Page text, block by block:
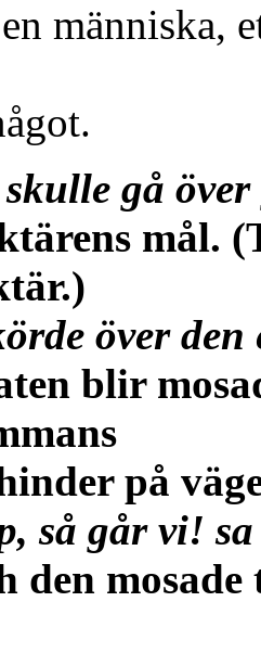
människa,
gå
mål.
över den
blir
på
så går vi!
den